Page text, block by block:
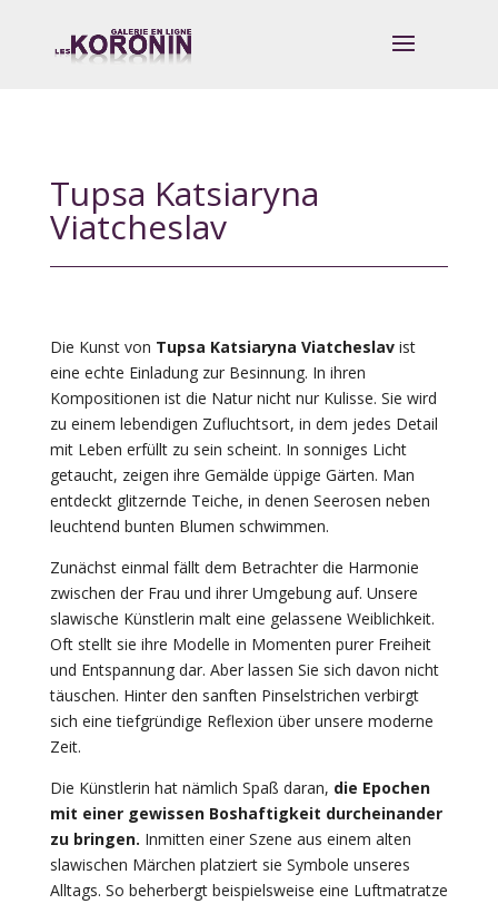
Tupsa Katsiaryna
Viatcheslav
Die Kunst von Tupsa Katsiaryna Viatcheslavist
eine echte Einladung zur Besinnung. In ihren
Kompositionen ist die Natur nicht nur Kulisse. Sie wird
zu einem lebendigen Zufluchtsort, in dem jedes Detail
mit Leben erfüllt zu sein scheint. In sonniges Licht
getaucht, zeigen ihre Gemälde üppige Gärten. Man
entdeckt glitzernde Teiche, in denen Seerosen neben
leuchtend bunten Blumen schwimmen.
Zunächst einmal fällt dem Betrachter die Harmonie
zwischen der Frau und ihrer Umgebung auf. Unsere
slawische Künstlerin malt eine gelassene Weiblichkeit.
Oft stellt sie ihre Modelle in Momenten purer Freiheit
und Entspannung dar. Aber lassen Sie sich davon nicht
täuschen. Hinter den sanften Pinselstrichen verbirgt
sich eine tiefgründige Reflexion über unsere moderne
Zeit.
Die Künstlerin hat nämlich Spaß daran, die Epochen
mit einer gewissen Boshaftigkeit durcheinander
zu bringen. Inmitten einer Szene aus einem alten
slawischen Märchen platziert sie Symbole unseres
Alltags. So beherbergt beispielsweise eine Luftmatratze